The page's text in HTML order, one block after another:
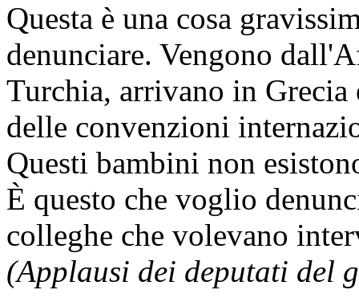
Questa è una cosa
denunciare. Vengono
Turchia, arrivano in
delle convenzioni
Questi bambini non
È questo che voglio
colleghe che volevano
(Applausi dei deputati del